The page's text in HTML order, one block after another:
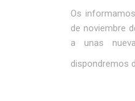
Os
de noviembre
a unas
dispondremos